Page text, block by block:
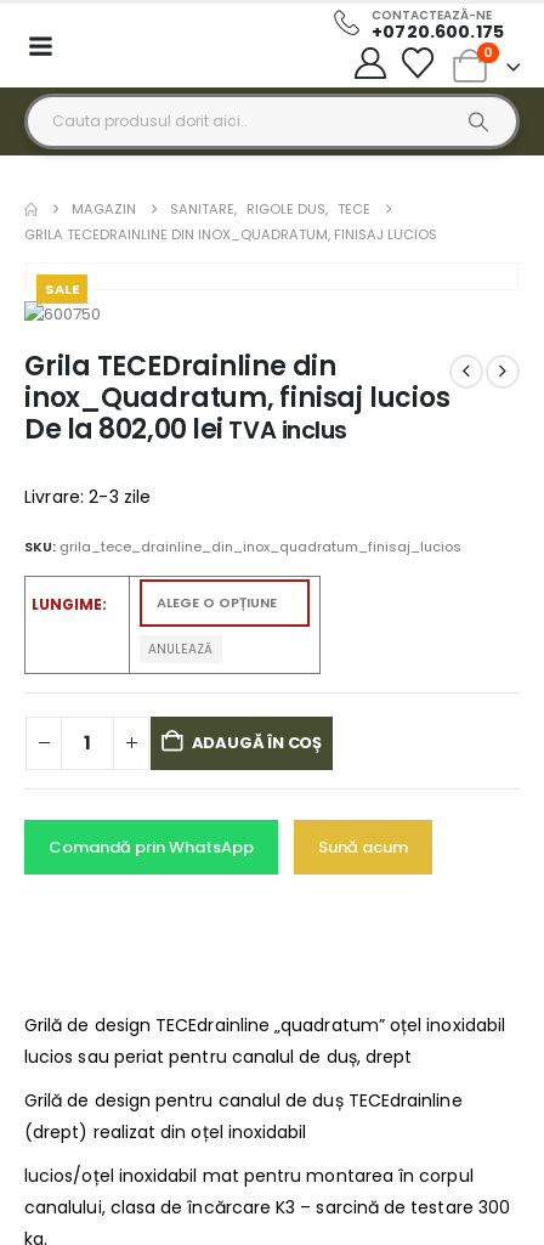
CONTACTEAZĂ-NE
+0720.600.175
0
MAGAZIN SANITARE, RIGOLE DUS, TECE
GRILA TECEDRAINLINE DIN INOX_QUADRATUM, FINISAJ LUCIOS
SALE
Grila TECEDrainline din
inox_Quadratum, finisaj lucios
De la 802,00 lei TVA inclus
Livrare: 2-3 zile
SKU: grila_tece_drainline_din_inox_quadratum_finisaj_lucios
LUNGIME
ANULEAZĂ
ADAUGĂ ÎN COȘ
Comandă prin WhatsApp Sună acum
Grilă de design TECEdrainline „quadratum” oțel inoxidabil
lucios sau periat pentru canalul de duș, drept
Grilă de design pentru canalul de duș TECEdrainline
(drept) realizat din oțel inoxidabil
lucios/oțel inoxidabil mat pentru montarea în corpul
canalului, clasa de încărcare K3 – sarcină de testare 300
kg.